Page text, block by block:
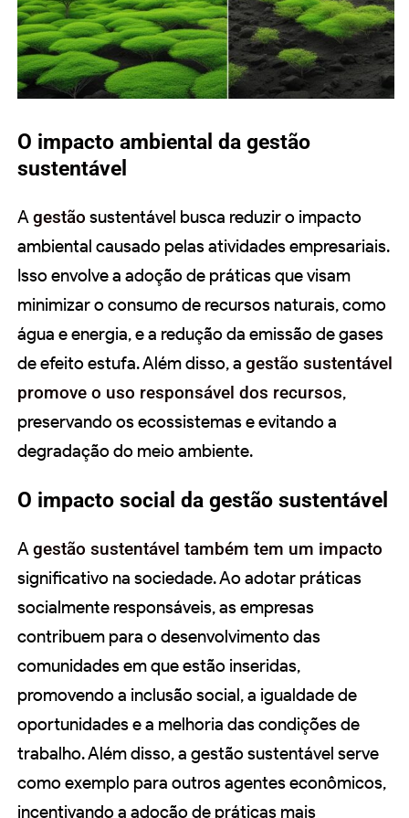
O impacto ambiental da gestão
sustentável
Agestão sustentável busca reduzir o impacto
ambiental causado pelas atividades empresariais.
Isso envolve a adoção de práticas que visam
minimizar o consumo de recursos naturais, como
água e energia, e a redução da emissão de gases
de efeito estufa. Além disso, a gestão sustentável
promove o uso responsável dos recursos,
preservando os ecossistemas e evitando a
degradação do meio ambiente.
O impacto social da gestão sustentável
Agestão sustentável também tem um impacto
significativo na sociedade. Ao adotar práticas
socialmente responsáveis, as empresas
contribuem para o desenvolvimento das
comunidades em que estão inseridas,
promovendo a inclusão social, a igualdade de
oportunidades e a melhoria das condições de
trabalho. Além disso, a gestão sustentável serve
como exemplo para outros agentes econômicos,
incentivando a adoção de práticas mais